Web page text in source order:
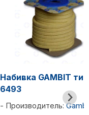
Набивка GAMBIT тип
6493
Производитель: